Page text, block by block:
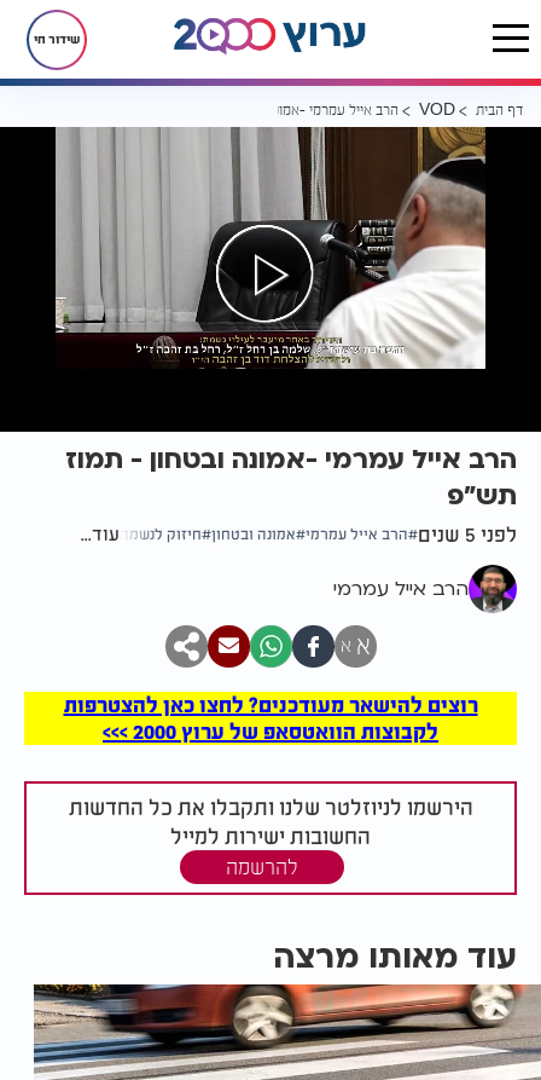
שידור חי
דף הבית VOD הרב אייל עמרמי -אמונה ובטחון - תמוז תש"פ
הרב אייל עמרמי -אמונה ובטחון - תמוז
תש"פ
לפני 5 שנים הרב אייל עמרמי אמונה ובטחון חיזוק לנשמה עוד...
הרב אייל עמרמי
א א
רוצים להישאר מעודכנים? לחצו כאן להצטרפות
לקבוצות הוואטסאפ של ערוץ 2000 >>>
הירשמו לניוזלטר שלנו ותקבלו את כל החדשות
החשובות ישירות למייל
להרשמה
עוד מאותו מרצה